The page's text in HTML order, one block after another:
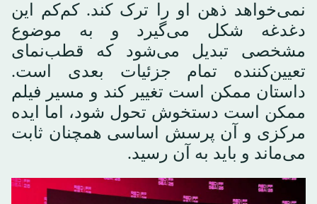
نمی‌خواهد ذهن او را ترک کند. کم‌کم این
دغدغه شکل می‌گیرد و به موضوع
مشخصی تبدیل می‌شود که قطب‌نمای
تعیین‌کننده تمام جزئیات بعدی است.
داستان ممکن است تغییر کند و مسیر فیلم
ممکن است دستخوش تحول شود، اما ایده
مرکزی و آن پرسش اساسی همچنان ثابت
می‌ماند و باید به آن رسید.